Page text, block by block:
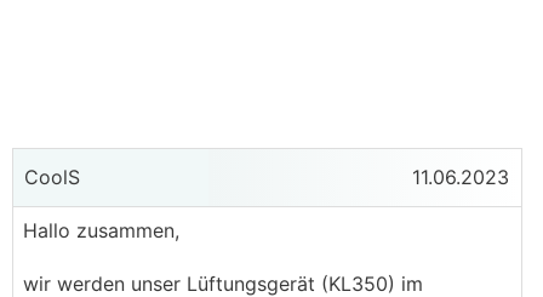
CoolS 11.06.2023
Hallo zusammen,
wir werden unser Lüftungsgerät (KL350) im